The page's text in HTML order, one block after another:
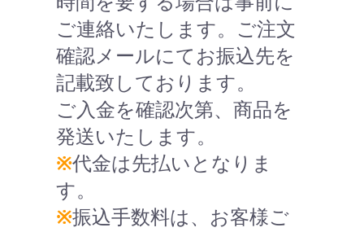
ご連絡いたします。ご注文
確認メールにてお振込先を
記載致しております。
ご入金を確認次第、商品を
発送いたします。
※代金は先払いとなりま
す。
※振込手数料は、お客様ご